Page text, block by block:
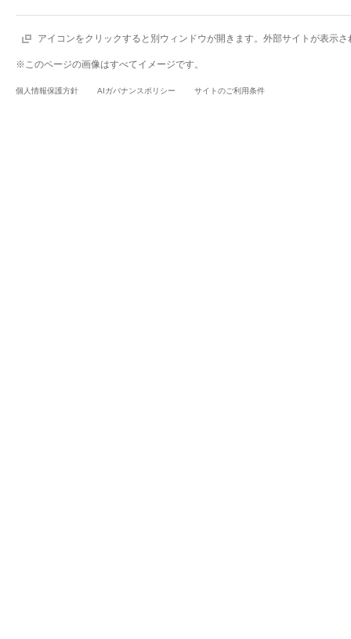
アイコンをクリックすると別ウィンドウが開きます。外部サイトが表示
※このページの画像はすべてイメージです。
個人情報保護方針 AIガバナンスポリシー サイトのご利用条件